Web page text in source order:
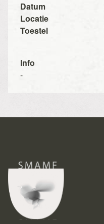
Datum
Locatie
Toestel
Info
-